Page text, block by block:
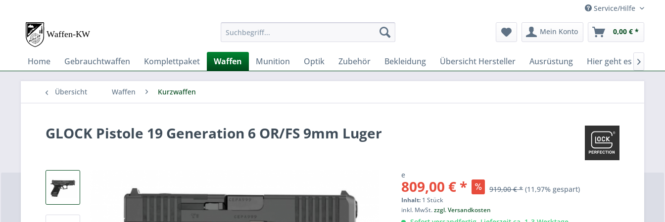
Service/Hilfe
Mein Konto 0,00 € *
Home Gebrauchtwaffen Komplettpaket Waffen Munition Optik Zubehör Bekleidung Übersicht Hersteller Ausrüstung Hier geht es zu

Übersicht Waffen Kurzwaffen
GLOCK Pistole 19 Generation 6 OR/FS 9mm Luger
e
809,00 € * 919,00 € * (11,97% gespart)
Inhalt: 1 Stück
inkl. MwSt.zzgl. Versandkosten